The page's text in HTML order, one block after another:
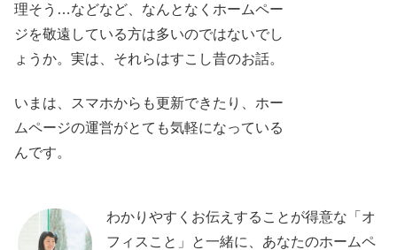
理そう…などなど、なんとなくホームペー
ジを敬遠している方は多いのではないでし
ょうか。実は、それらはすこし昔のお話。
いまは、スマホからも更新できたり、ホー
ムページの運営がとても気軽になっている
んです。
わかりやすくお伝えすることが得意な「オ
フィスこと」と一緒に、あなたのホームペ